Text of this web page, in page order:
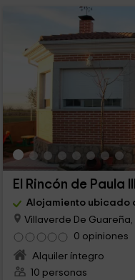
El Rincón de Paula III
Alojamiento ubicado
Villaverde De
0 opiniones
Alquiler íntegro
10 personas